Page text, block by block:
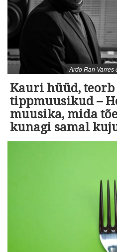
Ardo Ran Varres
Kauri hüüd, teorb
tippmuusikud –
muusika, mida
kunagi samal